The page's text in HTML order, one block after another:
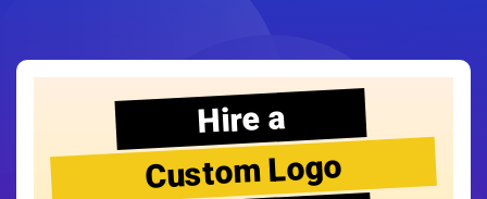
Hire a
Custom Logo